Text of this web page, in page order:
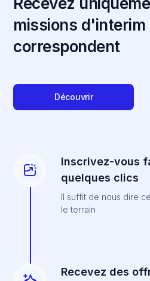
missions d'interim
correspondent
Découvrir
Inscrivez-vous
quelques clics
Il suffit de nous dire
le terrain
Recevez des